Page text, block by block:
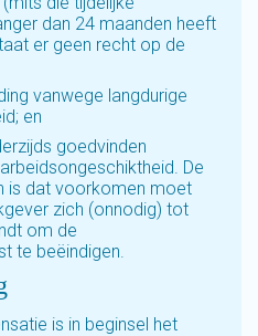
dan 24 maanden heeft
er geen recht op de
vanwege langdurige
en
goedvinden
De
is dat voorkomen moet
zich (onnodig) tot
om de
te beëindigen.
is in beginsel het